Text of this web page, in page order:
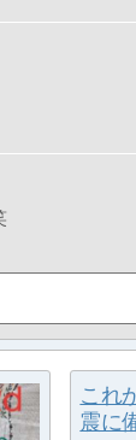
これ
震に